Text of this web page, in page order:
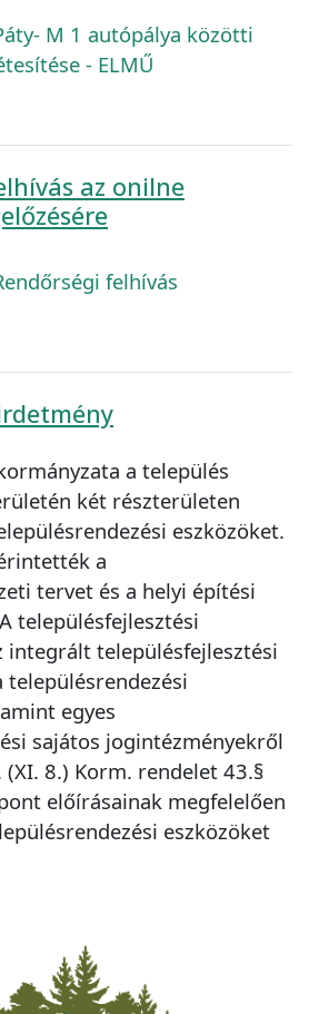
M 1 autópálya közötti
- ELMŰ
az onilne
felhívás
a település
két részterületen
eszközöket.
a
tervet és a helyi építési
településfejlesztési
integrált településfejlesztési
egyes
sajátos jogintézményekről
8.) Korm. rendelet 43.§
előírásainak megfelelően
eszközöket